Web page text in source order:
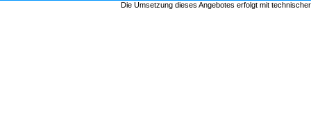
Die Umsetzung dieses Angebotes erfolgt mit